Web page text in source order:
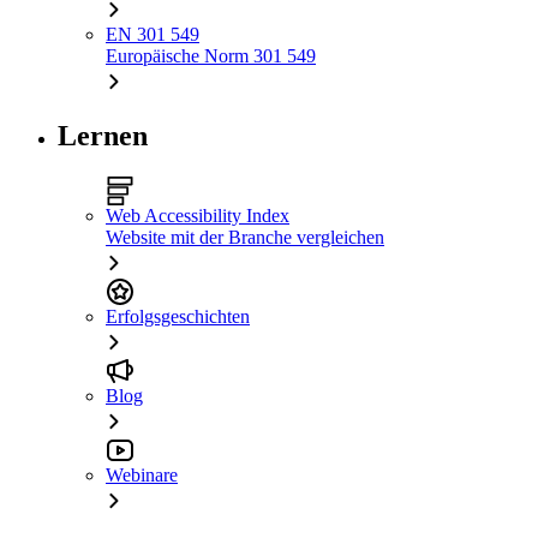
EN 301 549
Europäische Norm 301 549
Lernen
Web Accessibility Index
Website mit der Branche vergleichen
Erfolgsgeschichten
Blog
Webinare